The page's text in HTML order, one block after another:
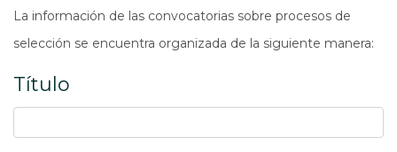
La información de las convocatorias sobre procesos de
selección se encuentra organizada de la siguiente manera:
Título